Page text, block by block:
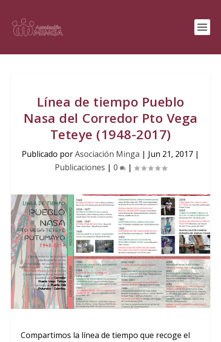
Línea de tiempo Pueblo
Nasa del Corredor Pto Vega
Teteye (1948-2017)
Publicado porAsociación Minga | Jun 21, 2017 |
Publicaciones | 0 |
Compartimos la línea de tiempo que recoge el